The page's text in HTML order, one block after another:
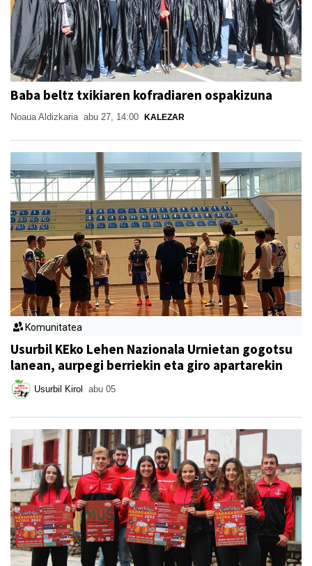
Baba beltz txikiaren kofradiaren ospakizuna
Noaua Aldizkaria abu 27, 14:00 KALEZAR
Komunitatea
Usurbil KEko Lehen Nazionala Urnietan gogotsu
lanean, aurpegi berriekin eta giro apartarekin
Usurbil Kirol abu 05